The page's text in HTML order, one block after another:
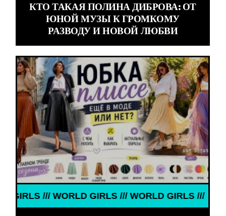
КТО ТАКАЯ ПОЛИНА ДИБРОВА: ОТ
ЮНОЙ МУЗЫ К ГРОМКОМУ
РАЗВОДУ И НОВОЙ ЛЮБВИ
WORLD GIRLS /// WORLD GIRLS ///